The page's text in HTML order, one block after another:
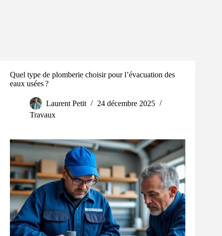
Quel type de plomberie choisir pour l’évacuation des
eaux usées ?
Laurent Petit
24 décembre 2025
Travaux